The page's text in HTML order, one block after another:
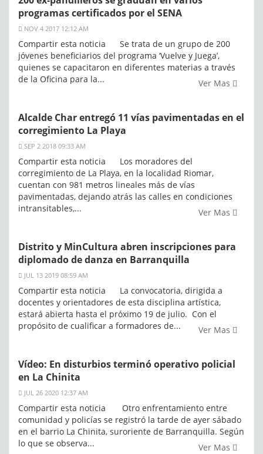
programas certificados por el SENA
NOV 4 2017 12:12 AM
Compartir esta noticia Se trata de un grupo de 200
jóvenes beneficiarios del programa ‘Vuelve y Juega’,
quienes se capacitaron en diferentes materias a través
de la Oficina para la...
Ver Mas
Alcalde Char entregó 11 vías pavimentadas en el
corregimiento La Playa
SEP 2 2018 09:33 AM
Compartir esta noticia Los moradores del
corregimiento de La Playa, en la localidad Riomar,
cuentan con 981 metros lineales más de vías
pavimentadas, dejando atrás las calles en condiciones
intransitables,...
Ver Mas
Distrito y MinCultura abren inscripciones para
diplomado de danza en Barranquilla
JUL 13 2019 08:59 AM
Compartir esta noticia La convocatoria, dirigida a
docentes y orientadores de esta disciplina artística,
estará abierta hasta el próximo 19 de julio. Con el
propósito de cualificar a formadores de...
Ver Mas
Vídeo: En disturbios terminó operativo policial
en La Chinita
JUL 26 2020 12:37 AM
Compartir esta noticia Otro enfrentamiento entre
comunidad y policías se registró la tarde de ayer sábado
en el barrio La Chinita, suroriente de Barranquilla. Según
lo que se observa...
Ver Mas